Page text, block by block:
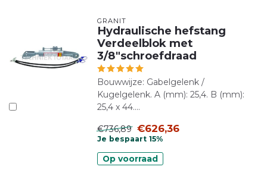
GRANIT
Hydraulische hefstang
Verdeelblok met
3/8"schroefdraad
Bouwwijze: Gabelgelenk /
Kugelgelenk. A (mm): 25,4. B (mm):
25,4 x 44....
€736,89 €626,36
Je bespaart 15%
Op voorraad